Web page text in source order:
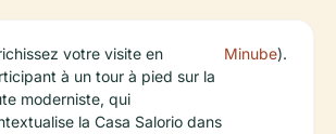
votre visite en
à un tour à pied sur la
moderniste, qui
la Casa Salorio dans
Minube).